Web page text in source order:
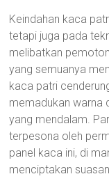
Keindahan kaca
tetapi juga pada
melibatkan
yang semuanya
kaca patri
memadukan warna
yang mendalam.
terpesona oleh
panel kaca ini, di
menciptakan